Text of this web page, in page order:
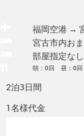
福岡空港 →
宮古市内お
部屋指定なし
朝：0回 昼：0
2泊3日間
1名様代金